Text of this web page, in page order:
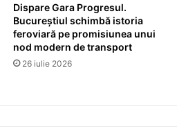
Dispare Gara Progresul.
Bucureștiul schimbă istoria
feroviară pe promisiunea unui
nod modern de transport
26 iulie 2026